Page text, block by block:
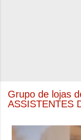
Grupo de lojas
ASSISTENTES